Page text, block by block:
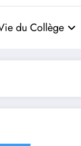
du Collège